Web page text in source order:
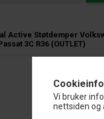
Vi bruker
nettsiden og
Active Støtdemper
3C R36 (OUTLET)